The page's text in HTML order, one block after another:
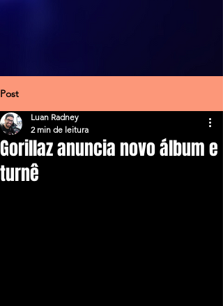
Post
Gorillaz anuncia novo álbum e
turnê
Luan Radney
2 min de leitura